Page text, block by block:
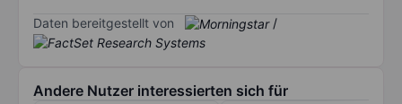
Daten bereitgestellt von /
Andere Nutzer interessierten sich für